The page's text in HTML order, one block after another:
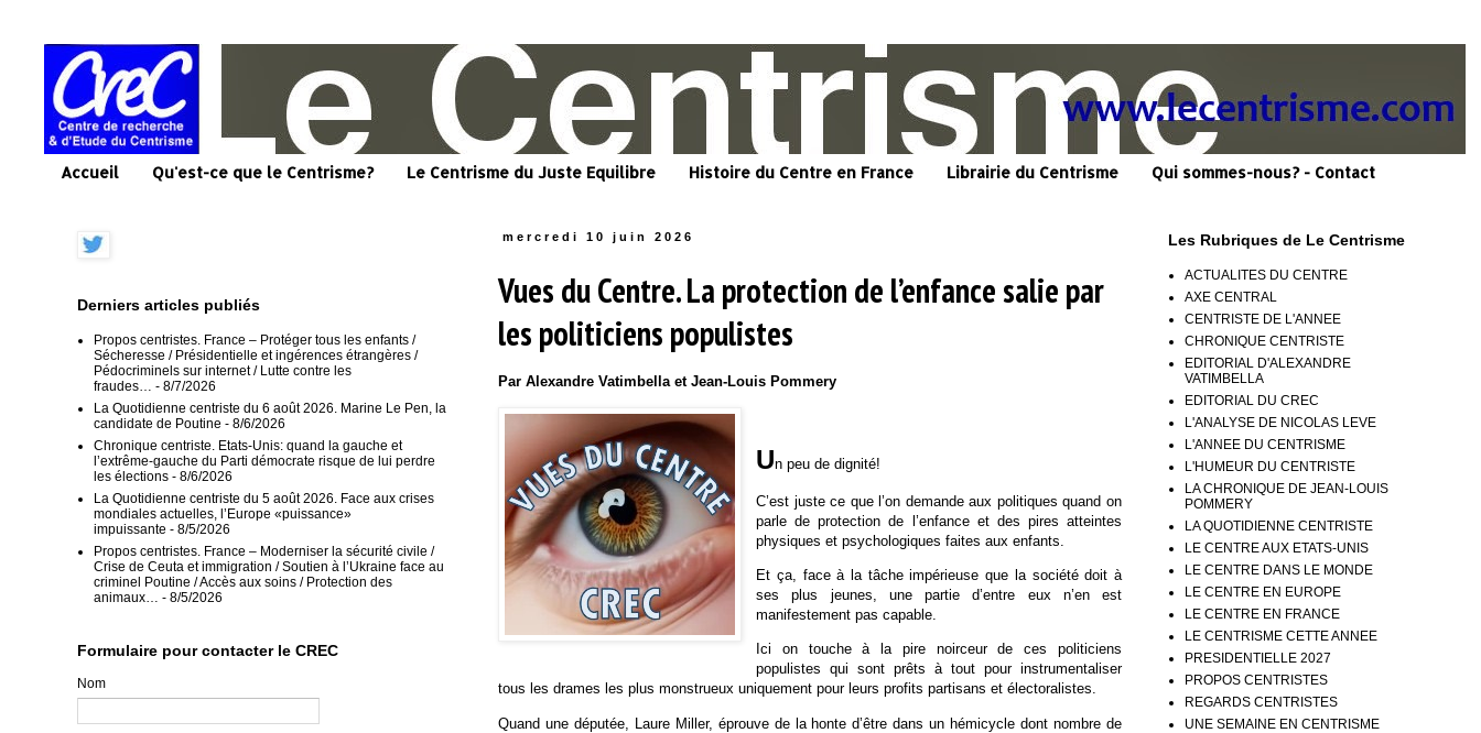
Accueil Qu'est-ce que le Centrisme? Le Centrisme du Juste Equilibre Histoire du Centre en France Librairie du Centrisme Qui sommes-nous? - Contact
mercredi 10 juin 2026
Vues du Centre. La protection de l’enfance salie par
les politiciens populistes
Par Alexandre Vatimbella et Jean-Louis Pommery
Un peu de dignité!
C’est juste ce que l’on demande aux politiques quand on
parle de protection de l’enfance et des pires atteintes
physiques et psychologiques faites aux enfants.
Et ça, face à la tâche impérieuse que la société doit à
ses plus jeunes, une partie d’entre eux n’en est
manifestement pas capable.
Ici on touche à la pire noirceur de ces politiciens
populistes qui sont prêts à tout pour instrumentaliser
tous les drames les plus monstrueux uniquement pour leurs profits partisans et électoralistes.
Quand une députée, Laure Miller, éprouve de la honte d’être dans un hémicycle dont nombre de
Derniers articles publiés
Propos centristes. France – Protéger tous les enfants /
Sécheresse / Présidentielle et ingérences étrangères /
Pédocriminels sur internet / Lutte contre les
fraudes…
- 8/7/2026
La Quotidienne centriste du 6 août 2026. Marine Le Pen, la
candidate de Poutine - 8/6/2026
Chronique centriste. Etats-Unis: quand la gauche et
l’extrême-gauche du Parti démocrate risque de lui perdre
les élections - 8/6/2026
La Quotidienne centriste du 5 août 2026. Face aux crises
mondiales actuelles, l’Europe «puissance»
impuissante - 8/5/2026
Propos centristes. France – Moderniser la sécurité civile /
Crise de Ceuta et immigration / Soutien à l’Ukraine face au
criminel Poutine / Accès aux soins / Protection des
animaux…
- 8/5/2026
Formulaire pour contacter le CREC
Nom
Les Rubriques de Le Centrisme
ACTUALITES DU CENTRE
AXE CENTRAL
CENTRISTE DE L'ANNEE
CHRONIQUE CENTRISTE
EDITORIAL D'ALEXANDRE
VATIMBELLA
EDITORIAL DU CREC
L'ANALYSE DE NICOLAS LEVE
L'ANNEE DU CENTRISME
L'HUMEUR DU CENTRISTE
LA CHRONIQUE DE JEAN-LOUIS
POMMERY
LA QUOTIDIENNE CENTRISTE
LE CENTRE AUX ETATS-UNIS
LE CENTRE DANS LE MONDE
LE CENTRE EN EUROPE
LE CENTRE EN FRANCE
LE CENTRISME CETTE ANNEE
PRESIDENTIELLE 2027
PROPOS CENTRISTES
REGARDS CENTRISTES
UNE SEMAINE EN CENTRISME